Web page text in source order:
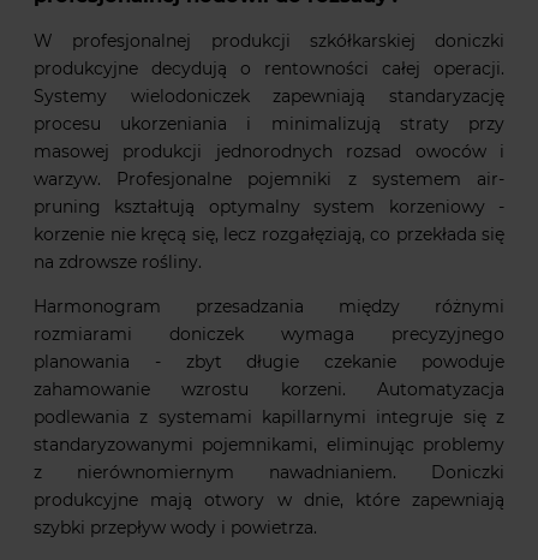
W profesjonalnej produkcji szkółkarskiej doniczki
produkcyjne decydują o rentowności całej operacji.
Systemy wielodoniczek zapewniają standaryzację
procesu ukorzeniania i minimalizują straty przy
masowej produkcji jednorodnych rozsad owoców i
warzyw. Profesjonalne pojemniki z systemem air-
pruning kształtują optymalny system korzeniowy -
korzenie nie kręcą się, lecz rozgałęziają, co przekłada się
na zdrowsze rośliny.
Harmonogram przesadzania między różnymi
rozmiarami doniczek wymaga precyzyjnego
planowania - zbyt długie czekanie powoduje
zahamowanie wzrostu korzeni. Automatyzacja
podlewania z systemami kapillarnymi integruje się z
standaryzowanymi pojemnikami, eliminując problemy
z nierównomiernym nawadnianiem. Doniczki
produkcyjne mają otwory w dnie, które zapewniają
szybki przepływ wody i powietrza.